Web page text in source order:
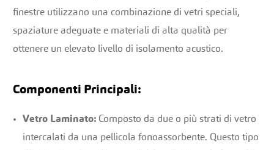
finestre utilizzano una combinazione di vetri speciali,
spaziature adeguate e materiali di alta qualità per
ottenere un elevato livello di isolamento acustico.
Componenti Principali:
Vetro Laminato: Composto da due o più strati di vetro
intercalati da una pellicola fonoassorbente. Questo tipo